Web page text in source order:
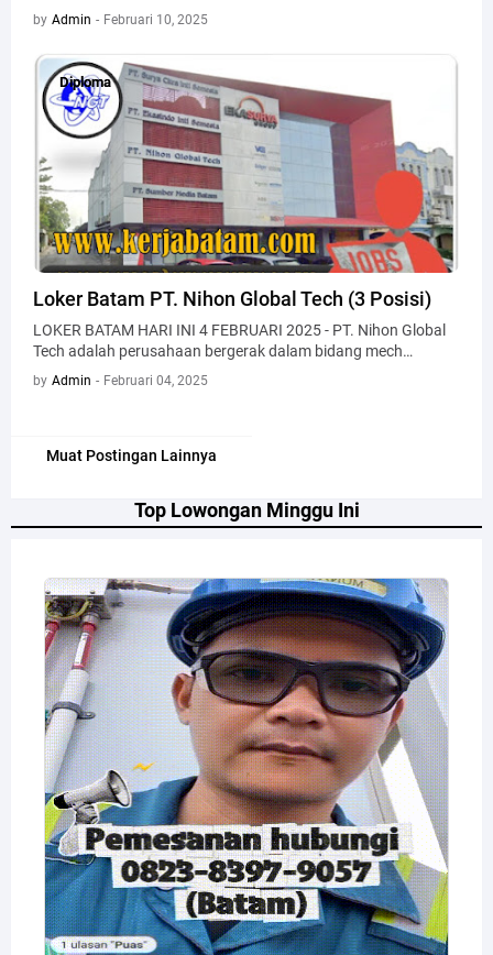
Top Lowongan Minggu Ini
by Admin - Februari 10, 2025
Diploma
Diploma
Loker Batam PT. Nihon Global Tech (3 Posisi)
LOKER BATAM HARI INI 4 FEBRUARI 2025 - PT. Nihon Global
Tech adalah perusahaan bergerak dalam bidang mech…
by Admin - Februari 04, 2025
Muat Postingan Lainnya